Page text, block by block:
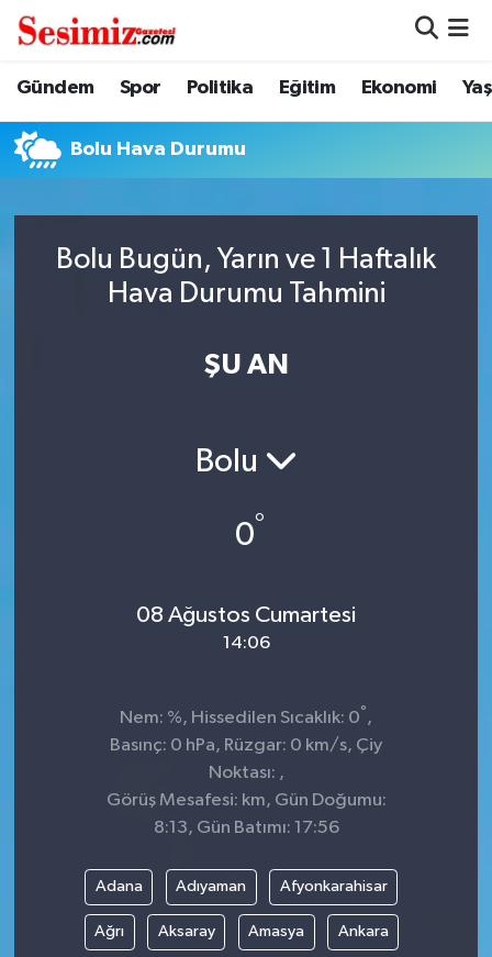
Gündem Spor Politika Eğitim Ekonomi
Bolu Hava Durumu
Bolu Bugün, Yarın ve 1 Haftalık
Hava Durumu Tahmini
ŞU AN
Bolu
0°
08 Ağustos Cumartesi
14:06
Nem: %, Hissedilen Sıcaklık: 0° ,
Basınç: 0 hPa, Rüzgar: 0 km/s, Çiy
Noktası: ,
Görüş Mesafesi: km, Gün Doğumu:
8:13, Gün Batımı: 17:56
Adana Adıyaman Afyonkarahisar
Ağrı Aksaray Amasya Ankara
Dünya
Eğitim
Genel
Gündem
Nöbetçi Eczaneler
Hava Durumu
Trafik Durumu
Süper Lig Puan Durumu ve Fikstür